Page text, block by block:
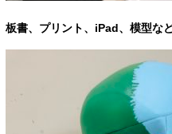
板書、プリント、iPad、模型な